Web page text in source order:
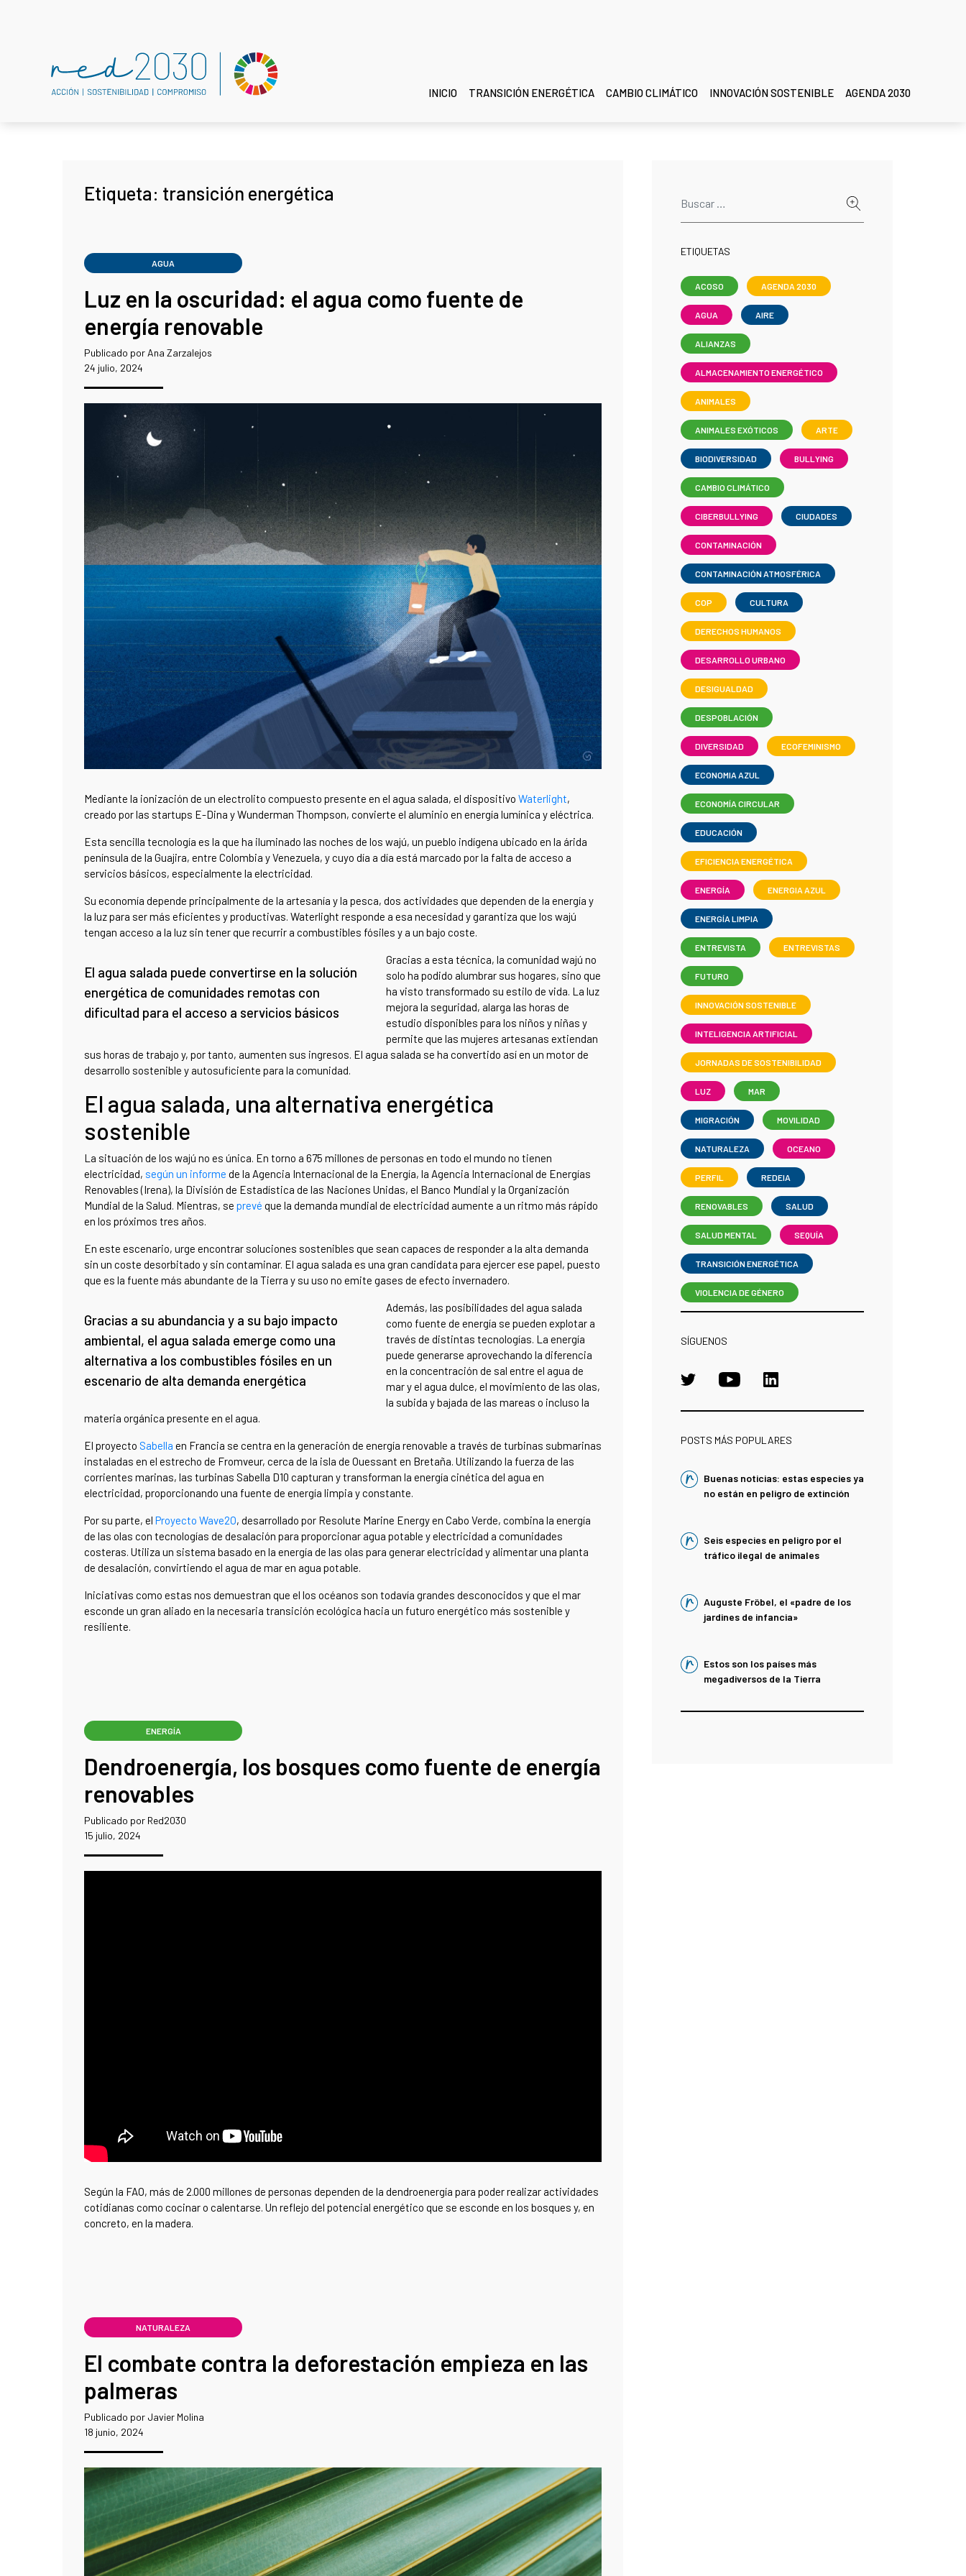
INICIO TRANSICIÓN ENERGÉTICA CAMBIO CLIMÁTICO INNOVACIÓN SOSTENIBLE AGENDA 2030
Etiqueta: transición energética
AGUA
Luz en la oscuridad: el agua como fuente de
energía renovable
Publicado por Ana Zarzalejos
24 julio, 2024
Mediante la ionización de un electrolito compuesto presente en el agua salada, el dispositivo Waterlight,
creado por las startups E-Dina y Wunderman Thompson, convierte el aluminio en energía lumínica y eléctrica.
Esta sencilla tecnología es la que ha iluminado las noches de los wajú, un pueblo indígena ubicado en la árida
península de la Guajira, entre Colombia y Venezuela, y cuyo día a día está marcado por la falta de acceso a
servicios básicos, especialmente la electricidad.
Su economía depende principalmente de la artesanía y la pesca, dos actividades que dependen de la energía y
la luz para ser más eficientes y productivas. Waterlight responde a esa necesidad y garantiza que los wajú
tengan acceso a la luz sin tener que recurrir a combustibles fósiles y a un bajo coste.
El agua salada puede convertirse en la solución
energética de comunidades remotas con
dificultad para el acceso a servicios básicos
Gracias a esta técnica, la comunidad wajú no
solo ha podido alumbrar sus hogares, sino que
ha visto transformado su estilo de vida. La luz
mejora la seguridad, alarga las horas de
estudio disponibles para los niños y niñas y
permite que las mujeres artesanas extiendan
sus horas de trabajo y, por tanto, aumenten sus ingresos. El agua salada se ha convertido así en un motor de
desarrollo sostenible y autosuficiente para la comunidad.
El agua salada, una alternativa energética
sostenible
La situación de los wajú no es única. En torno a 675 millones de personas en todo el mundo no tienen
electricidad, según un informe de la Agencia Internacional de la Energía, la Agencia Internacional de Energías
Renovables (Irena), la División de Estadística de las Naciones Unidas, el Banco Mundial y la Organización
Mundial de la Salud. Mientras, se prevé que la demanda mundial de electricidad aumente a un ritmo más rápido
en los próximos tres años.
En este escenario, urge encontrar soluciones sostenibles que sean capaces de responder a la alta demanda
sin un coste desorbitado y sin contaminar. El agua salada es una gran candidata para ejercer ese papel, puesto
que es la fuente más abundante de la Tierra y su uso no emite gases de efecto invernadero.
Gracias a su abundancia y a su bajo impacto
ambiental, el agua salada emerge como una
alternativa a los combustibles fósiles en un
escenario de alta demanda energética
Además, las posibilidades del agua salada
como fuente de energía se pueden explotar a
través de distintas tecnologías. La energía
puede generarse aprovechando la diferencia
en la concentración de sal entre el agua de
mar y el agua dulce, el movimiento de las olas,
la subida y bajada de las mareas o incluso la
materia orgánica presente en el agua.
El proyecto Sabella en Francia se centra en la generación de energía renovable a través de turbinas submarinas
instaladas en el estrecho de Fromveur, cerca de la isla de Ouessant en Bretaña. Utilizando la fuerza de las
corrientes marinas, las turbinas Sabella D10 capturan y transforman la energía cinética del agua en
electricidad, proporcionando una fuente de energía limpia y constante.
Por su parte, el Proyecto Wave2O, desarrollado por Resolute Marine Energy en Cabo Verde, combina la energía
de las olas con tecnologías de desalación para proporcionar agua potable y electricidad a comunidades
costeras. Utiliza un sistema basado en la energía de las olas para generar electricidad y alimentar una planta
de desalación, convirtiendo el agua de mar en agua potable.
Iniciativas como estas nos demuestran que el los océanos son todavía grandes desconocidos y que el mar
esconde un gran aliado en la necesaria transición ecológica hacia un futuro energético más sostenible y
resiliente.
ENERGÍA
Dendroenergía, los bosques como fuente de energía
renovables
Publicado por Red2030
15 julio, 2024
Según la FAO, más de 2.000 millones de personas dependen de la dendroenergía para poder realizar actividades
cotidianas como cocinar o calentarse. Un reflejo del potencial energético que se esconde en los bosques y, en
concreto, en la madera.
NATURALEZA
El combate contra la deforestación empieza en las
palmeras
Publicado por Javier Molina
18 junio, 2024
ETIQUETAS
ACOSO AGENDA 2030
AGUA AIRE
ALIANZAS
ALMACENAMIENTO ENERGÉTICO
ANIMALES
ANIMALES EXÓTICOS ARTE
BIODIVERSIDAD BULLYING
CAMBIO CLIMÁTICO
CIBERBULLYING CIUDADES
CONTAMINACIÓN
CONTAMINACIÓN ATMOSFÉRICA
COP CULTURA
DERECHOS HUMANOS
DESARROLLO URBANO
DESIGUALDAD
DESPOBLACIÓN
DIVERSIDAD ECOFEMINISMO
ECONOMIA AZUL
ECONOMÍA CIRCULAR
EDUCACIÓN
EFICIENCIA ENERGÉTICA
ENERGÍA ENERGIA AZUL
ENERGÍA LIMPIA
ENTREVISTA ENTREVISTAS
FUTURO
INNOVACIÓN SOSTENIBLE
INTELIGENCIA ARTIFICIAL
JORNADAS DE SOSTENIBILIDAD
LUZ MAR
MIGRACIÓN MOVILIDAD
NATURALEZA OCEANO
PERFIL REDEIA
RENOVABLES SALUD
SALUD MENTAL SEQUÍA
TRANSICIÓN ENERGÉTICA
VIOLENCIA DE GÉNERO
SÍGUENOS
POSTS MÁS POPULARES
Buenas noticias: estas especies ya
no están en peligro de extinción
Seis especies en peligro por el
tráfico ilegal de animales
Auguste Fröbel, el «padre de los
jardines de infancia»
Estos son los países más
megadiversos de la Tierra